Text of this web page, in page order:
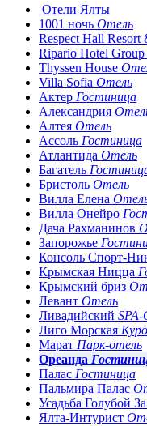
Отели Ялты
1001 ночь Отель
Respect Hall Resort
Ripario Hotel Group
Thyssen House
Villa Sofia Отель
Актер Гостиница
Александрия
Алтея Отель
Ассоль Гостиница
Атлантида Отель
Багатель
Бристоль Отель
Вилла Елена
Вилла Онейро
Дача Рахманинов
Запорожье
Консоль Спорт-
Крымская Ницца
Крымский бриз
Левант Отель
Ливадийский
Лиго Морская
Марат Парк-отель
Ореанда
Палас Гостиница
Пальмира Палас
Усадьба Голубой
Ялта-Интурист